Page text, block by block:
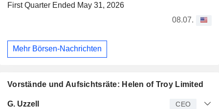
First Quarter Ended May 31, 2026
08.07.
Mehr Börsen-Nachrichten
Vorstände und Aufsichtsräte: Helen of Troy Limited
Manager
G. Uzzell CEO